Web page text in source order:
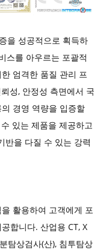
을 성공적으로 획득하
스를 아우르는 포괄적
엄격한 품질 관리 프
성, 안정성 측면에서 국
경영 역량을 입증할
있는 제품을 제공하고
반을 다질 수 있는 강력
활용하여 고객에게 포
합니다. 산업용 CT, X
탐상검사(산), 침투탐상